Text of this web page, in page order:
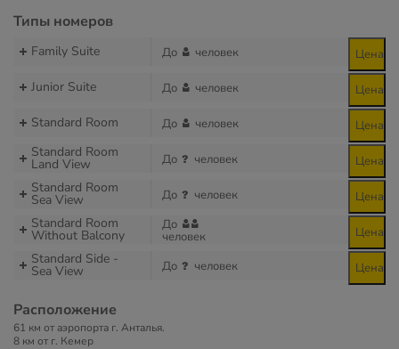
Типы номеров
Family Suite До человек Цена
Junior Suite До человек Цена
Standard Room До человек Цена
Standard Room
Land View До человек Цена
Standard Room
Sea View До человек Цена
Standard Room
Without Balcony
До
человек Цена
Standard Side -
Sea View До человек Цена
Расположение
61 км от аэропорта г. Анталья.
8 км от г. Кемер